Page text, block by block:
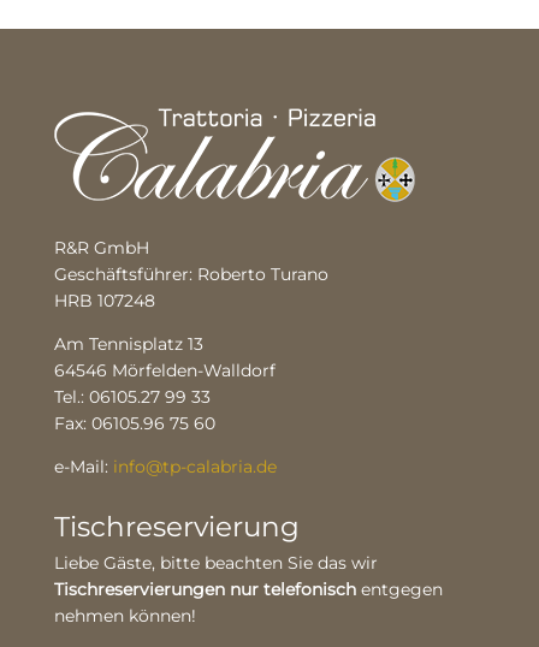
R&R GmbH
Geschäftsführer: Roberto Turano
HRB 107248
Am Tennisplatz 13
64546 Mörfelden-Walldorf
Tel.: 06105.27 99 33
Fax: 06105.96 75 60
e-Mail: info@tp-calabria.de
Tischreservierung
Liebe Gäste, bitte beachten Sie das wir
Tischreservierungen nur telefonischentgegen
nehmen können!